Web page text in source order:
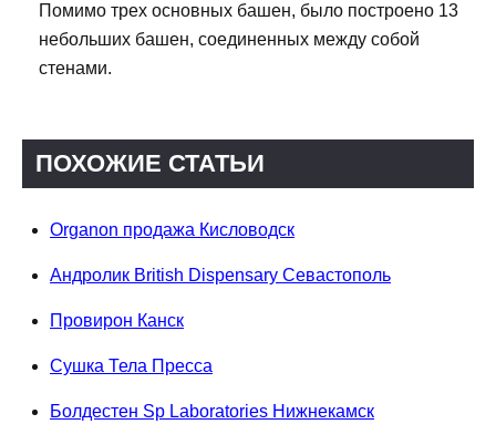
Помимо трех основных башен, было построено 13
небольших башен, соединенных между собой
стенами.
ПОХОЖИЕ СТАТЬИ
Organon продажа Кисловодск
Андролик British Dispensary Севастополь
Провирон Канск
Сушка Тела Пресса
Болдестен Sp Laboratories Нижнекамск